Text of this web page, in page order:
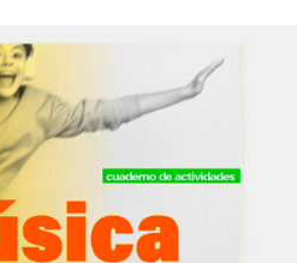
EN EL
HERREROS LAMAS
disfrutar en el
Herreros